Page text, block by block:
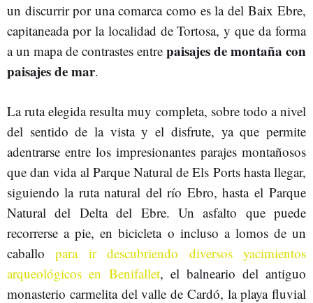
un discurrir por una comarca como es la del Baix Ebre,
capitaneada por la localidad de Tortosa, y que da forma
a un mapa de contrastes entre paisajes de montaña con
paisajes de mar.
La ruta elegida resulta muy completa, sobre todo a nivel
del sentido de la vista y el disfrute, ya que permite
adentrarse entre los impresionantes parajes montañosos
que dan vida al Parque Natural de Els Ports hasta llegar,
siguiendo la ruta natural del río Ebro, hasta el Parque
Natural del Delta del Ebre. Un asfalto que puede
recorrerse a pie, en bicicleta o incluso a lomos de un
caballopara ir descubriendo diversos yacimientos
arqueológicos en Benifallet, el balneario del antiguo
monasterio carmelita del valle de Cardó, la playa fluvial